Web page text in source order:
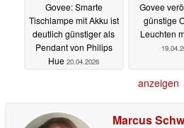
Govee: Smarte
Tischlampe mit Akku ist
deutlich günstiger als
Pendant von Philips
Hue 20.04.2026
Govee
günstige
Leuchten
anzeigen
Marcus